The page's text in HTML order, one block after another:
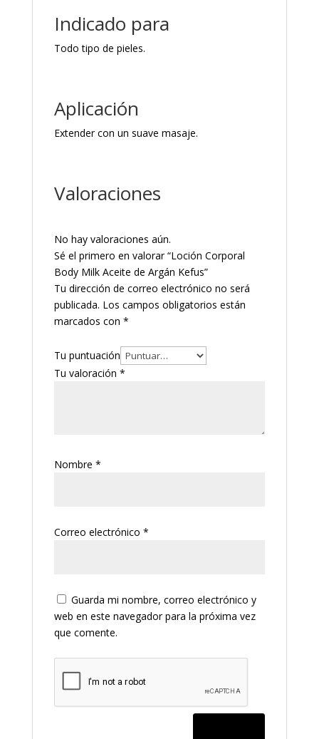
Indicado para
Todo tipo de pieles.
Aplicación
Extender con un suave masaje.
Valoraciones
No hay valoraciones aún.
Sé el primero en valorar “Loción Corporal
Body Milk Aceite de Argán Kefus”
Tu dirección de correo electrónico no será
publicada. Los campos obligatorios están
marcados con *
Tu puntuación
Tu valoración *
Nombre *
Correo electrónico *
Guarda mi nombre, correo electrónico y
web en este navegador para la próxima vez
que comente.